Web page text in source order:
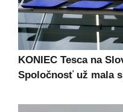
KONIEC Tesca na
Spoločnosť už mala